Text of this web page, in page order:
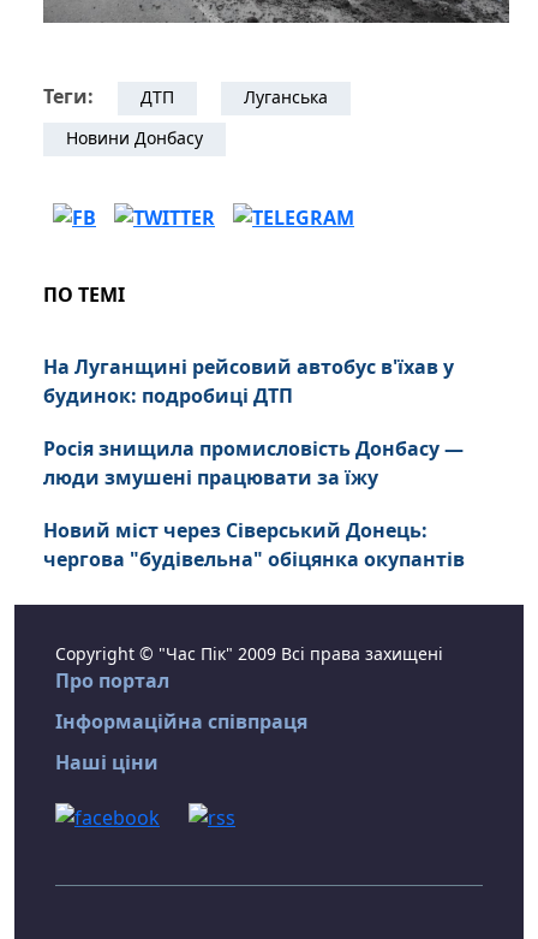
Теги: ДТП
Луганська
Новини Донбасу
ПО ТЕМІ
На Луганщині рейсовий автобус в'їхав у
будинок: подробиці ДТП
Росія знищила промисловість Донбасу —
люди змушені працювати за їжу
Новий міст через Сіверський Донець:
чергова "будівельна" обіцянка окупантів
Copyright © "Час Пік" 2009 Всі права захищені
Про портал
Інформаційна співпраця
Наші ціни